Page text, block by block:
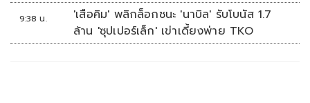
9:38 น.
'เสือคิม' พลิกล็อกชนะ 'นาบิล' รับโบนัส 1.7
ล้าน 'ซุปเปอร์เล็ก' เข่าเดี้ยงพ่าย TKO